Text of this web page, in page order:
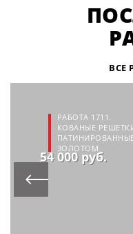
ВСЕ
РАБОТА 1711.
КОВАНЫЕ
ЗОЛОТОМ
54 000 руб.